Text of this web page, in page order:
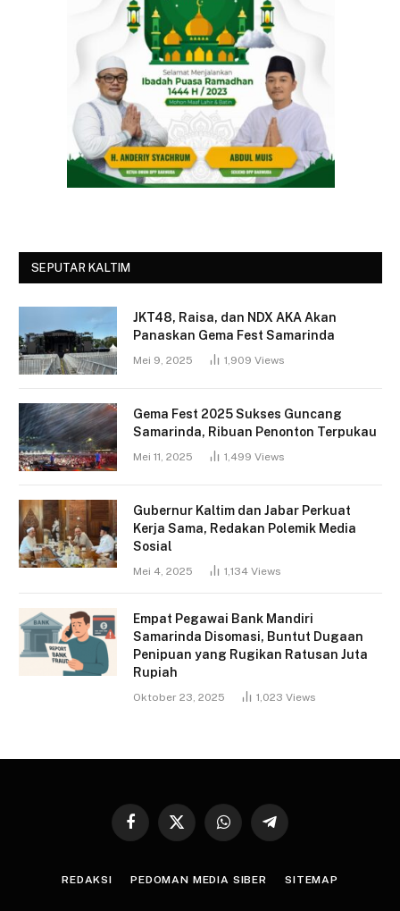
SEPUTAR KALTIM
JKT48, Raisa, dan NDX AKA Akan
Panaskan Gema Fest Samarinda
Mei 9, 2025 1,909 Views
Gema Fest 2025 Sukses Guncang
Samarinda, Ribuan Penonton Terpukau
Mei 11, 2025 1,499 Views
Gubernur Kaltim dan Jabar Perkuat
Kerja Sama, Redakan Polemik Media
Sosial
Mei 4, 2025 1,134 Views
Empat Pegawai Bank Mandiri
Samarinda Disomasi, Buntut Dugaan
Penipuan yang Rugikan Ratusan Juta
Rupiah
Oktober 23, 2025 1,023 Views
Facebook
X
WhatsAppTelegram
REDAKSI PEDOMAN MEDIA SIBER SITEMAP